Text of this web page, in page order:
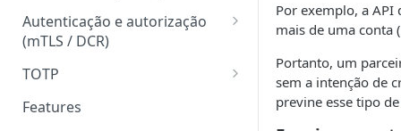
Autenticação e autorização
(mTLS / DCR)
Token para gerar certificado
Download do certificado TLS
TOTP
Geração do hash e do código
numérico
Features
Por exemplo, a API
mais de uma conta (
Portanto, um
sem a intenção de
previne esse tipo